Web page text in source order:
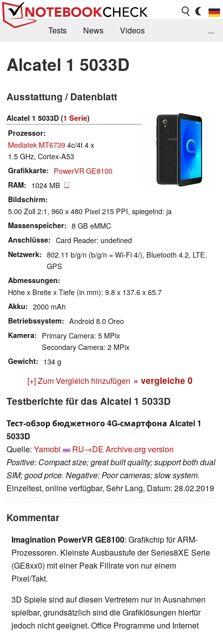
Tests News
Videos
Kaufberatung
Deals Suche
Forum
...
Alcatel 1 5033D
Ausstattung / Datenblatt
Alcatel 1 5033D (1 Serie)
Prozessor
Mediatek MT67394c/4t 4 x
1.5 GHz, Cortex-A53
Grafikkarte PowerVR GE8100
RAM 1024 MB
Bildschirm
5.00 Zoll 2:1, 960 x 480 Pixel 215 PPI, spiegelnd: ja
Massenspeicher 8 GB eMMC
Anschlüsse Card Reader: undefined
Netzwerk
802.11 b/g/n (b/g/n = Wi-Fi 4/), Bluetooth 4.2, LTE,
GPS
Abmessungen
Höhe x Breite x Tiefe (in mm): 9.8 x 137.6 x 65.7
Akku 2000 mAh
Betriebssystem Android 8.0 Oreo
Kamera
Primary Camera: 5 MPix
Secondary Camera: 2 MPix
Gewicht 134 g
[+] Zum Vergleich hinzufügen » vergleiche 0
Testberichte für das Alcatel 1 5033D
Тест-обзор бюджетного 4G-смартфона Alcatel 1
5033D
Quelle: Yamobi RU→DE Archive.org version
Positive: Compact size; great built quality; support both dual
SIM; good price. Negative: Poor cameras; slow system.
Einzeltest, online verfügbar, Sehr Lang, Datum: 28.02.2019
Kommentar
Imagination PowerVR GE8100: Grafikchip für ARM-
Prozessoren. Kleinste Ausbaustufe der Series8XE Serie
(GE8xx0) mit einer Peak Fillrate von nur einem
Pixel/Takt.
3D Spiele sind auf diesen Vertretern nur in Ausnahmen
spielbar, grundsätzlich sind die Grafiklösungen hierfür
jedoch nicht geeignet. Office Programme und Internet